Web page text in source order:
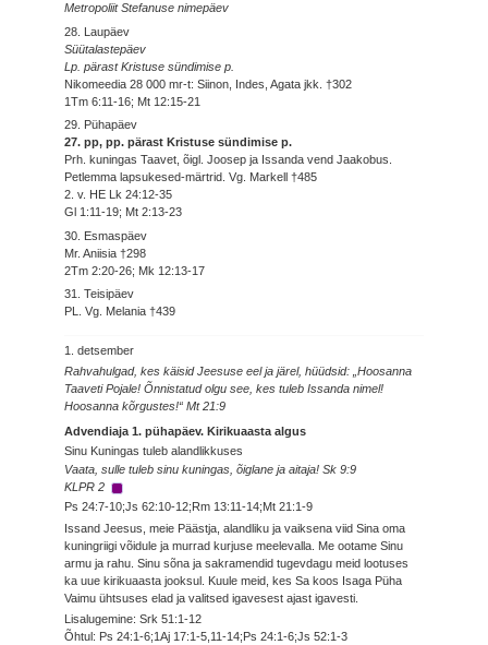
Metropoliit Stefanuse nimepäev
28. Laupäev
Süütalastepäev
Lp. pärast Kristuse sündimise p.
Nikomeedia 28 000 mr-t: Siinon, Indes, Agata jkk. †302
1Tm 6:11-16; Mt 12:15-21
29. Pühapäev
27. pp, pp. pärast Kristuse sündimise p.
Prh. kuningas Taavet, õigl. Joosep ja Issanda vend Jaakobus.
Petlemma lapsukesed-märtrid. Vg. Markell †485
2. v. HE Lk 24:12-35
Gl 1:11-19; Mt 2:13-23
30. Esmaspäev
Mr. Aniisia †298
2Tm 2:20-26; Mk 12:13-17
31. Teisipäev
PL. Vg. Melania †439
1. detsember
Rahvahulgad, kes käisid Jeesuse eel ja järel, hüüdsid: „Hoosanna
Taaveti Pojale! Õnnistatud olgu see, kes tuleb Issanda nimel!
Hoosanna kõrgustes!“ Mt 21:9
Advendiaja 1. pühapäev. Kirikuaasta algus
Sinu Kuningas tuleb alandlikkuses
Vaata, sulle tuleb sinu kuningas, õiglane ja aitaja! Sk 9:9
KLPR 2
Ps 24:7-10;Js 62:10-12;Rm 13:11-14;Mt 21:1-9
Issand Jeesus, meie Päästja, alandliku ja vaiksena viid Sina oma
kuningriigi võidule ja murrad kurjuse meelevalla. Me ootame Sinu
armu ja rahu. Sinu sõna ja sakramendid tugevdagu meid lootuses
ka uue kirikuaasta jooksul. Kuule meid, kes Sa koos Isaga Püha
Vaimu ühtsuses elad ja valitsed igavesest ajast igavesti.
Lisalugemine: Srk 51:1-12
Õhtul: Ps 24:1-6;1Aj 17:1-5,11-14;Ps 24:1-6;Js 52:1-3